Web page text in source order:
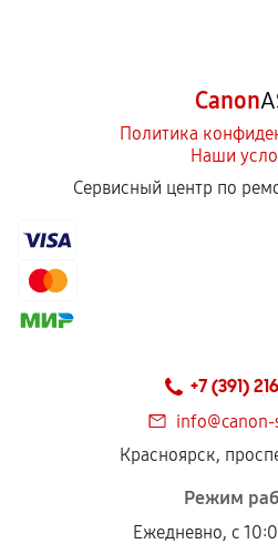
Canon
Политика
Наши
Сервисный центр по
+7 (391)
Красноярск,
Режим
Ежедневно, с